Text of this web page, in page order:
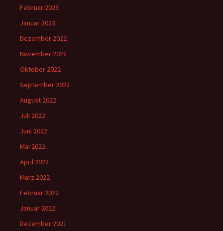
Februar 2023
Januar 2023
Dezember 2022
November 2022
Oktober 2022
September 2022
August 2022
Juli 2022
Juni 2022
Mai 2022
April 2022
März 2022
Februar 2022
Januar 2022
Dezember 2021